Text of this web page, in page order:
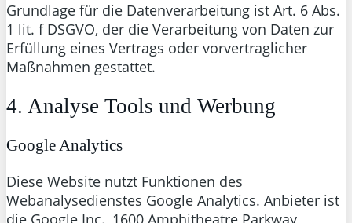
Grundlage für die Datenverarbeitung ist Art. 6 Abs.
1 lit. f DSGVO, der die Verarbeitung von Daten zur
Erfüllung eines Vertrags oder vorvertraglicher
Maßnahmen gestattet.
4. Analyse Tools und Werbung
Google Analytics
Diese Website nutzt Funktionen des
Webanalysedienstes Google Analytics. Anbieter ist
die Google Inc., 1600 Amphitheatre Parkway,